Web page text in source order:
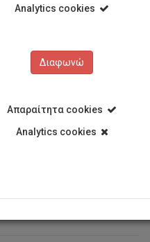
Analytics cookies
Διαφωνώ
Απαραίτητα cookies
Analytics cookies